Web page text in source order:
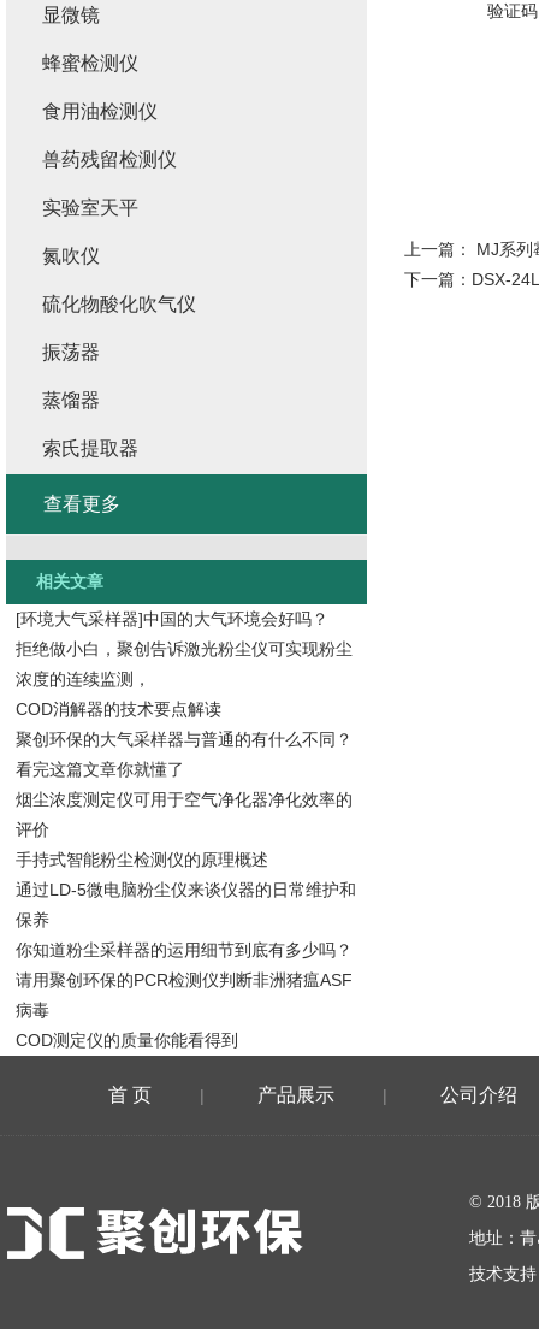
验证
上一篇： MJ系列
下一篇： DSX-
显微镜
蜂蜜检测仪
食用油检测仪
兽药残留检测仪
实验室天平
氮吹仪
硫化物酸化吹气仪
振荡器
蒸馏器
索氏提取器
查看更多
相关文章
[环境大气采样器]中国的大气环境会好吗？
拒绝做小白，聚创告诉激光粉尘仪可实现粉尘
浓度的连续监测，
COD消解器的技术要点解读
聚创环保的大气采样器与普通的有什么不同？
看完这篇文章你就懂了
烟尘浓度测定仪可用于空气净化器净化效率的
评价
手持式智能粉尘检测仪的原理概述
通过LD-5微电脑粉尘仪来谈仪器的日常维护和
保养
你知道粉尘采样器的运用细节到底有多少吗？
请用聚创环保的PCR检测仪判断非洲猪瘟ASF
病毒
COD测定仪的质量你能看得到
首 页 | 产品展示 | 公司介绍
© 2018
地址：
技术支